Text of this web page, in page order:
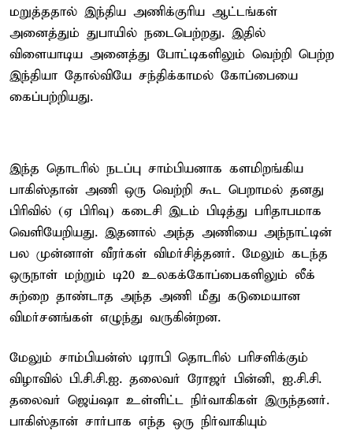
மறுத்ததால் இந்திய அணிக்குரிய ஆட்டங்கள்
அனைத்தும் துபாயில் நடைபெற்றது. இதில்
விளையாடிய அனைத்து போட்டிகளிலும் வெற்றி பெற்ற
இந்தியா தோல்வியே சந்திக்காமல் கோப்பையை
கைப்பற்றியது.
இந்த தொடரில் நடப்பு சாம்பியனாக களமிறங்கிய
பாகிஸ்தான் அணி ஒரு வெற்றி கூட பெறாமல் தனது
பிரிவில் (ஏ பிரிவு) கடைசி இடம் பிடித்து பரிதாபமாக
வெளியேறியது. இதனால் அந்த அணியை அந்நாட்டின்
பல முன்னாள் வீரர்கள் விமர்சித்தனர். மேலும் கடந்த
ஒருநாள் மற்றும் டி20 உலகக்கோப்பைகளிலும் லீக்
சுற்றை தாண்டாத அந்த அணி மீது கடுமையான
விமர்சனங்கள் எழுந்து வருகின்றன.
மேலும் சாம்பியன்ஸ் டிராபி தொடரில் பரிசளிக்கும்
விழாவில் பி.சி.சி.ஐ. தலைவர் ரோஜர் பின்னி, ஐ.சி.சி.
தலைவர் ஜெய்ஷா உள்ளிட்ட நிர்வாகிகள் இருந்தனர்.
பாகிஸ்தான் சார்பாக எந்த ஒரு நிர்வாகியும்